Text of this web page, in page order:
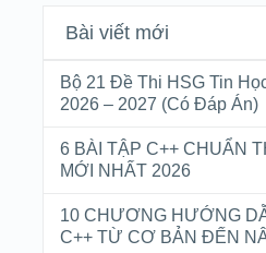
Bài viết mới
Bộ 21 Đề Thi HSG Tin
2026 – 2027 (Có Đáp Án)
6 BÀI TẬP C++ CHUẨN
MỚI NHẤT 2026
10 CHƯƠNG HƯỚNG
C++ TỪ CƠ BẢN ĐẾN